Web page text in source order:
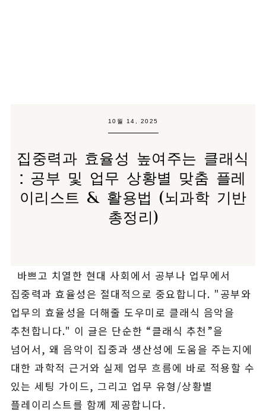
10월 14, 2025
집중력과 효율성 높여주는 클래식
: 공부 및 업무 상황별 맞춤 플레
이리스트 & 활용법 (뇌과학 기반
총정리)
바쁘고 치열한 현대 사회에서 공부나 업무에서
집중력과 효율성은 절대적으로 중요합니다. "공부와
업무의 효율성을 더해줄 도우미로 클래식 음악을
추천합니다." 이 글은 단순한 “클래식 추천”을
넘어서, 왜 음악이 집중과 생산성에 도움을 주는지에
대한 과학적 근거와 실제 업무 흐름에 바로 적용할 수
있는 세팅 가이드, 그리고 업무 유형/상황별
플레이리스트를 함께 제공합니다.